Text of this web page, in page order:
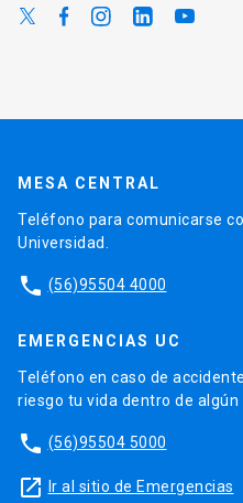
MESA CENTRAL
Teléfono para comunicarse
Universidad.
phone (56)95504 4000
EMERGENCIAS UC
Teléfono en caso de
riesgo tu vida dentro de algún
phone (56)95504 5000
launch Ir al sitio de Emergencias